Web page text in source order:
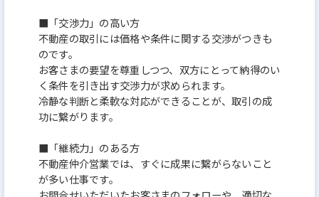
■「交渉力」の高い方
不動産の取引には価格や条件に関する交渉がつきも
のです。
お客さまの要望を尊重しつつ、双方にとって納得のい
く条件を引き出す交渉力が求められます。
冷静な判断と柔軟な対応ができることが、取引の成
功に繋がります。
■「継続力」のある方
不動産仲介営業では、すぐに成果に繋がらないこと
が多い仕事です。